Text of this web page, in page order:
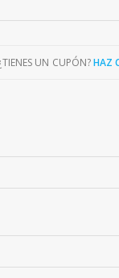
UN CUPÓN?HAZ